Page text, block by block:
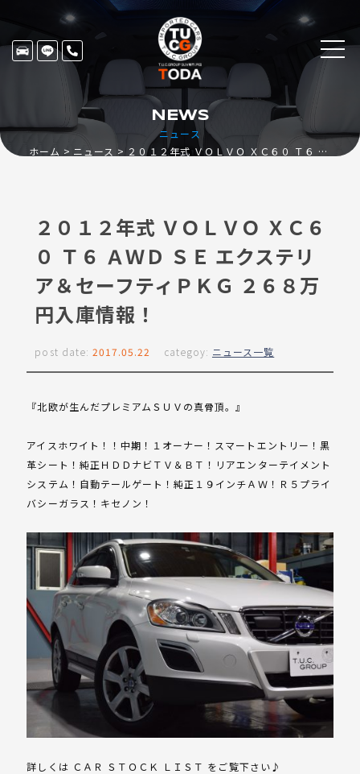
ニュース
NEWS
ホーム ニュース ２０１２年式 ＶＯＬＶＯ ＸＣ６０ Ｔ６ ＡＷＤ ＳＥ エクステリア＆セーフティＰＫＧ ２６８万円入庫情報！
２０１２年式 ＶＯＬＶＯ ＸＣ６
０ Ｔ６ ＡＷＤ ＳＥ エクステリ
ア＆セーフティＰＫＧ ２６８万
円入庫情報！
post date: 2017.05.22 categoy: ニュース一覧
『北欧が生んだプレミアムＳＵＶの真骨頂。』
アイスホワイト！！中期！１オーナー！スマートエントリー！黒
革シート！純正ＨＤＤナビＴＶ＆ＢＴ！リアエンターテイメント
システム！自動テールゲート！純正１９インチＡＷ！Ｒ５プライ
バシーガラス！キセノン！
詳しくは ＣＡＲ ＳＴＯＣＫ ＬＩＳＴ をご覧下さい♪